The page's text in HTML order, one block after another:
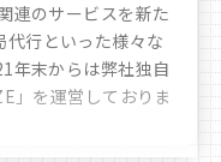
連のサービスを新た
代行といった様々な
年末からは弊社独自
」を運営しておりま